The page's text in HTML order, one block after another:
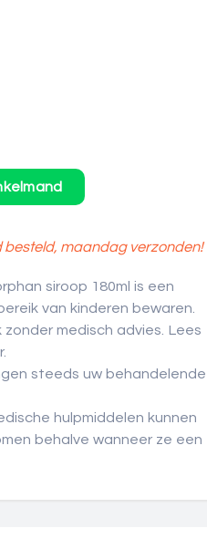
besteld, maandag verzonden!
siroop 180ml is een
van kinderen bewaren.
medisch advies. Lees
steeds uw behandelende
hulpmiddelen kunnen
behalve wanneer ze een